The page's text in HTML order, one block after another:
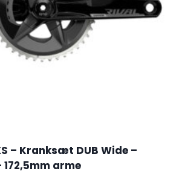
– Kranksæt DUB Wide –
arme